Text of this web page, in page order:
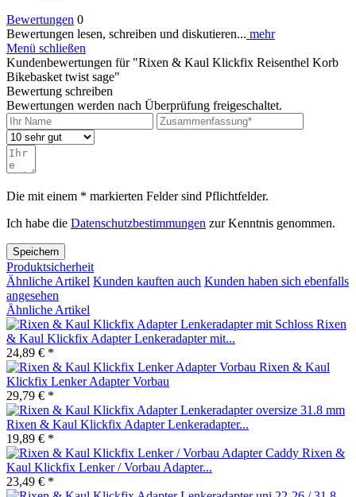
Bewertungen 0
Bewertungen lesen, schreiben und diskutieren... mehr
Menü schließen
Kundenbewertungen für "Rixen & Kaul Klickfix Reisenthel Korb
Bikebasket twist sage"
Bewertung schreiben
Bewertungen werden nach Überprüfung freigeschaltet.
Die mit einem * markierten Felder sind Pflichtfelder.
Ich habe die Datenschutzbestimmungen zur Kenntnis genommen.
Speichern
Produktsicherheit
Ähnliche Artikel Kunden kauften auch Kunden haben sich ebenfalls
angesehen
Ähnliche Artikel
Rixen
& Kaul Klickfix Adapter Lenkeradapter mit...
24,89 € *
Rixen & Kaul
Klickfix Lenker Adapter Vorbau
29,79 € *
Rixen & Kaul Klickfix Adapter Lenkeradapter...
19,89 € *
Rixen &
Kaul Klickfix Lenker / Vorbau Adapter...
23,49 € *